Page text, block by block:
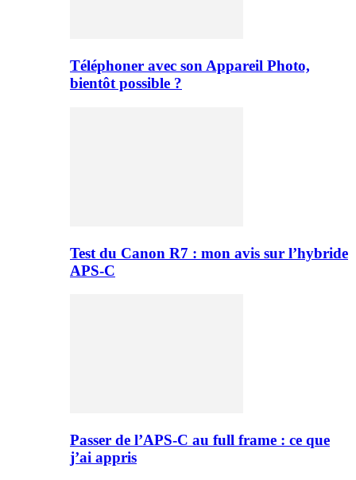
Téléphoner avec son Appareil Photo,
bientôt possible ?
Test du Canon R7 : mon avis sur l’hybride
APS-C
Passer de l’APS-C au full frame : ce que
j’ai appris